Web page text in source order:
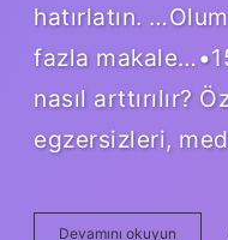
hatırlatın.
fazla
nasıl arttırılır?
egzersizleri,
Devamını okuyun